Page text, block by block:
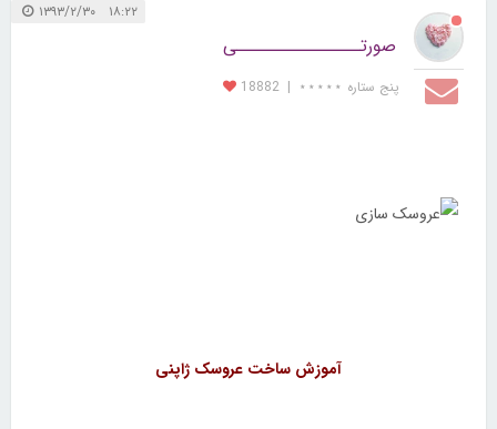
۱۸:۲۲ ۱۳۹۳/۲/۳۰
صورتــــــــــــــــی
پنج ستاره ⋆⋆⋆⋆⋆ |
18882
آموزش ساخت عروسک ژاپنی